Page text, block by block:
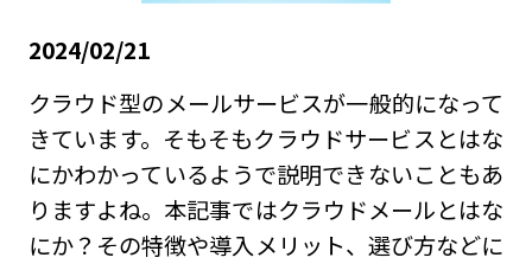
2024/02/21
クラウド型のメールサービスが一般的になって
きています。そもそもクラウドサービスとはな
にかわかっているようで説明できないこともあ
りますよね。本記事ではクラウドメールとはな
にか？その特徴や導入メリット、選び方などに